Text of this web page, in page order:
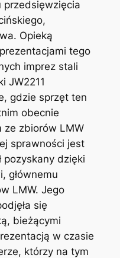
Opieką
tego
imprez stali
JW2211
gdzie sprzęt ten
obecnie
ze zbiorów LMW
sprawności jest
pozyskany dzięki
głównemu
LMW. Jego
się
bieżącymi
w czasie
którzy na tym